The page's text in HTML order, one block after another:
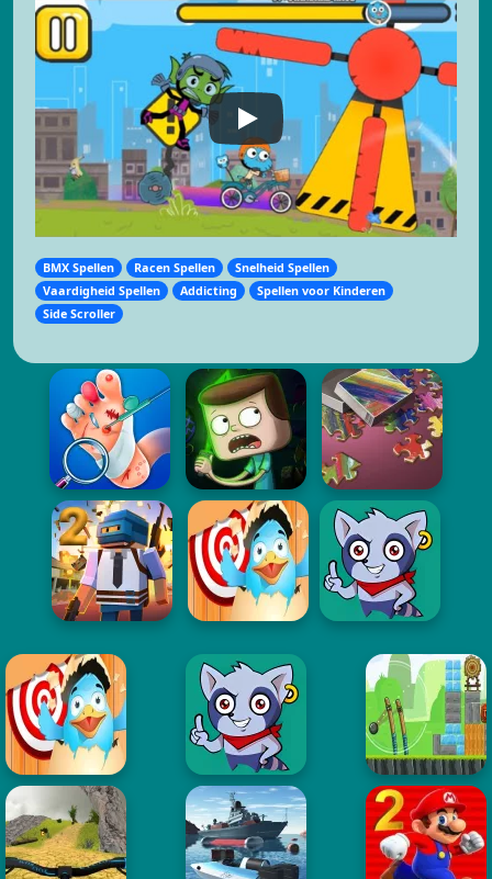
BMX Spellen Racen Spellen
Snelheid Spellen
Vaardigheid Spellen
Addicting
Spellen voor Kinderen
Side Scroller